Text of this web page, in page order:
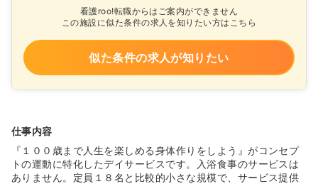
看護roo!転職からはご案内ができません
この施設に似た条件の求人を知りたい方はこちら
似た条件の求人が知りたい
仕事内容
『１００歳まで人生を楽しめる身体作りをしよう』がコンセプ
トの運動に特化したデイサービスです。入浴食事のサービスは
ありません。定員１８名と比較的小さな規模で、サービス提供